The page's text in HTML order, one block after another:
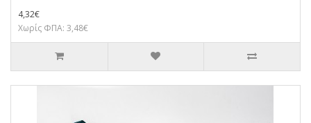
4,32€
Χωρίς ΦΠΑ: 3,48€